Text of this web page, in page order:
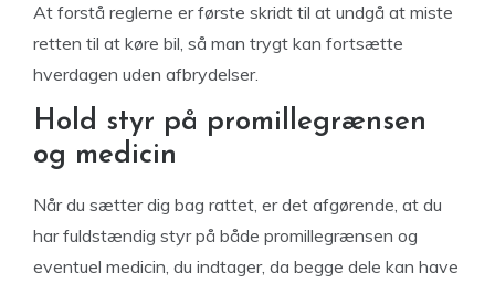
At forstå reglerne er første skridt til at undgå at miste
retten til at køre bil, så man trygt kan fortsætte
hverdagen uden afbrydelser.
Hold styr på promillegrænsen
og medicin
Når du sætter dig bag rattet, er det afgørende, at du
har fuldstændig styr på både promillegrænsen og
eventuel medicin, du indtager, da begge dele kan have